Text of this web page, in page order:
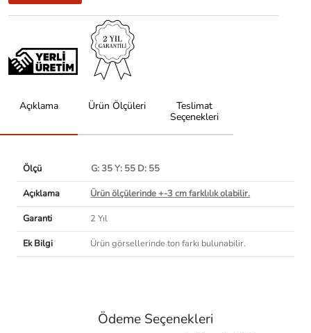
Açıklama Ürün Ölçüleri
Teslimat
Seçenekleri
Ölçü
G: 35 Y: 55 D: 55
Açıklama
Ürün ölçülerinde +-3 cm farklılık olabilir.
Garanti
2 Yıl
Ek Bilgi
Ürün görsellerinde ton farkı bulunabilir.
Ödeme Seçenekleri